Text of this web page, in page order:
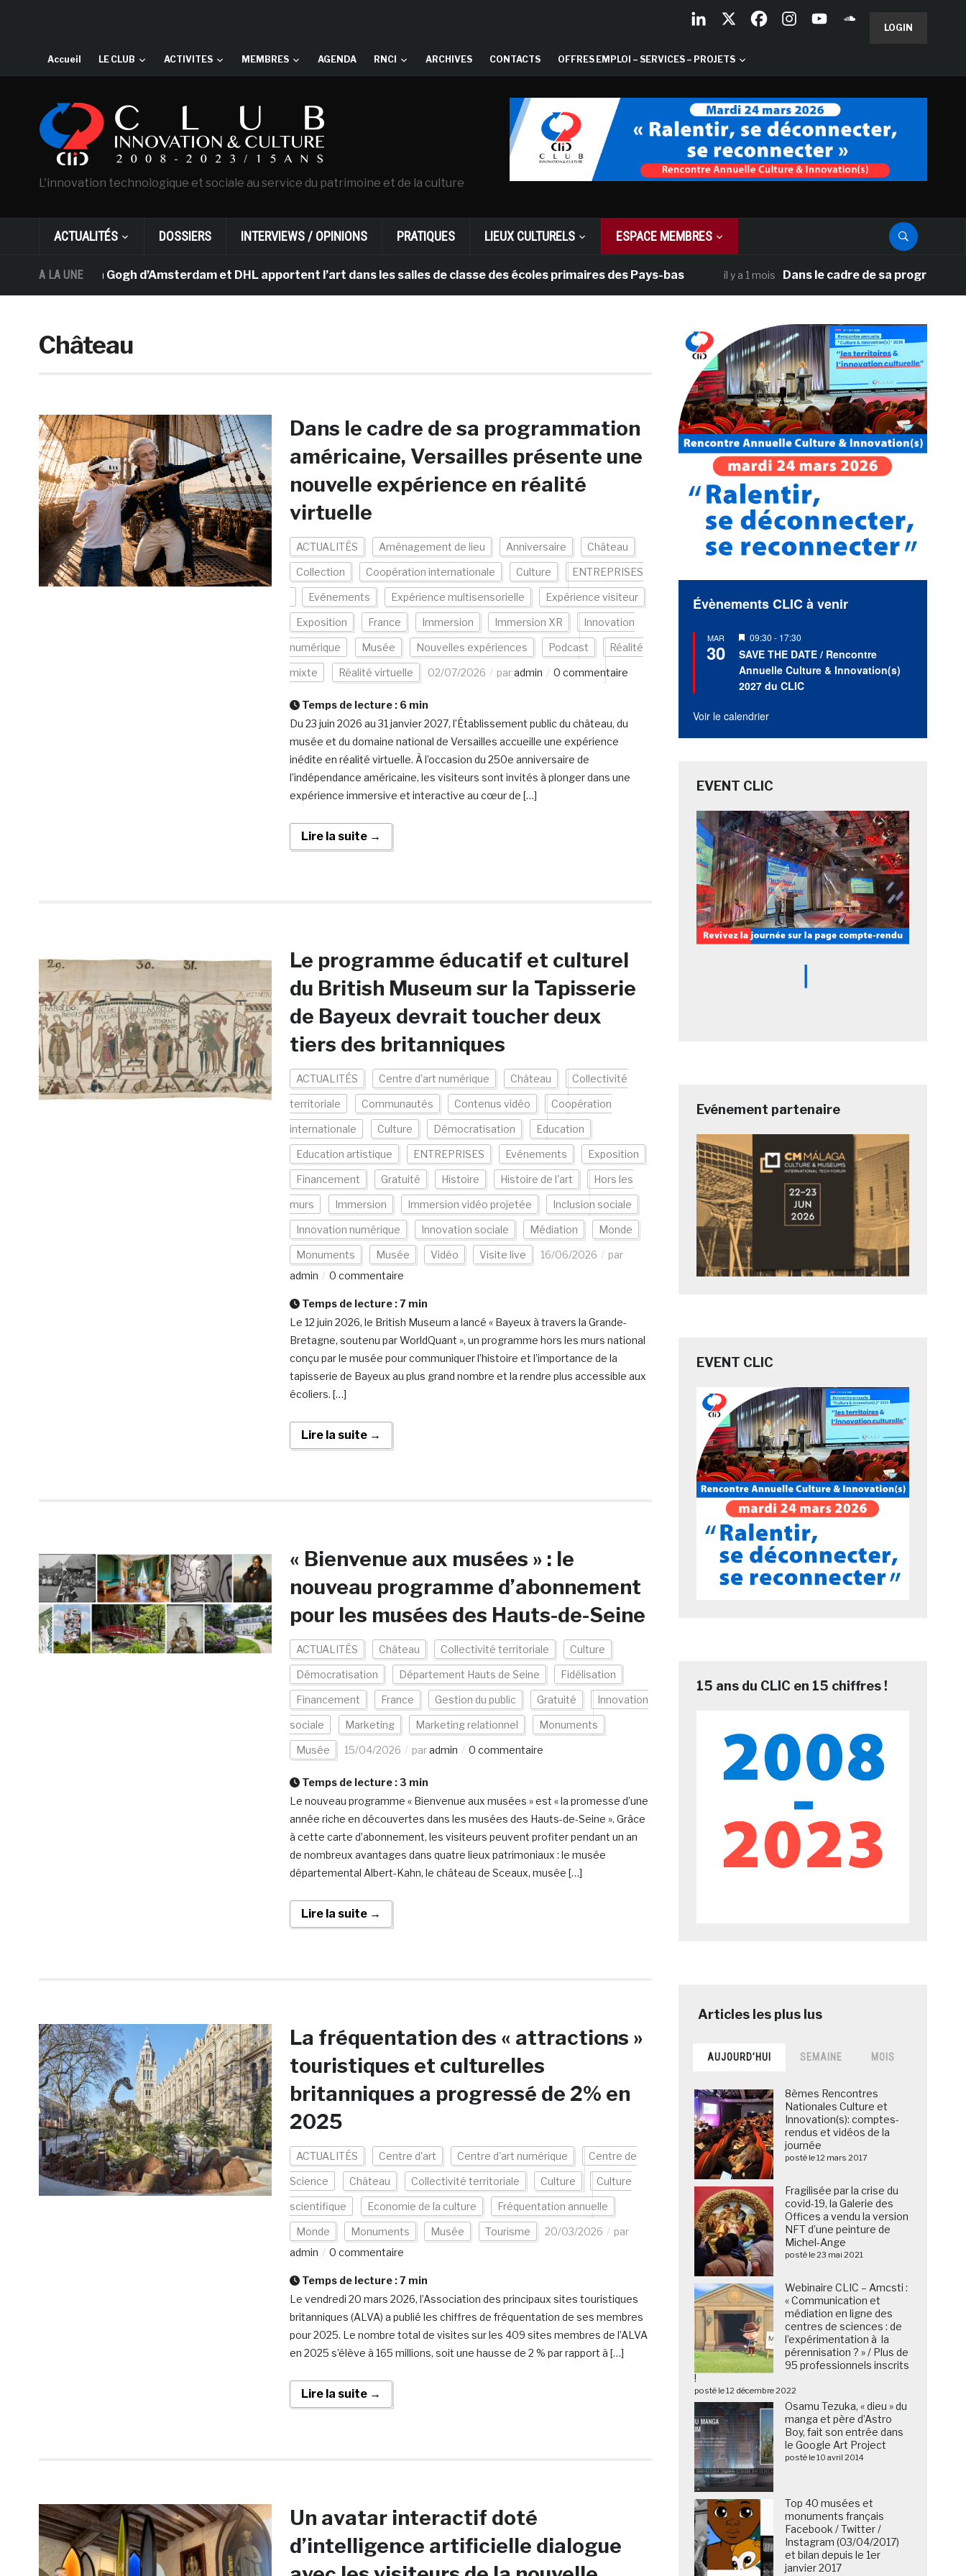
LOGIN
Accueil LE CLUB ACTIVITES MEMBRES AGENDA RNCI ARCHIVES CONTACTS OFFRES EMPLOI – SERVICES – PROJETS
L'innovation technologique et sociale au service du patrimoine et de la culture
ACTUALITÉS DOSSIERS INTERVIEWS / OPINIONS PRATIQUES LIEUX CULTURELS ESPACE MEMBRES
A LA UNE
Van Gogh d’Amsterdam et DHL apportent l’art dans les salles de classe des écoles primaires des Pays-bas il y a 1 mois Dans le cadre de sa programmation
Château
Dans le cadre de sa programmation
américaine, Versailles présente une
nouvelle expérience en réalité
virtuelle
ACTUALITÉS Aménagement de lieu Anniversaire Château
Collection Coopération internationale Culture ENTREPRISES
Evénements Expérience multisensorielle Expérience visiteur
Exposition France Immersion Immersion XR Innovation
numérique Musée Nouvelles expériences Podcast Réalité
mixte Réalité virtuelle 02/07/2026 paradmin 0 commentaire
Temps de lecture : 6 min
Du 23 juin 2026 au 31 janvier 2027, l’Établissement public du château, du
musée et du domaine national de Versailles accueille une expérience
inédite en réalité virtuelle. À l’occasion du 250e anniversaire de
l’indépendance américaine, les visiteurs sont invités à plonger dans une
expérience immersive et interactive au cœur de […]
Lire la suite →
Le programme éducatif et culturel
du British Museum sur la Tapisserie
de Bayeux devrait toucher deux
tiers des britanniques
ACTUALITÉS Centre d'art numérique Château Collectivité
territoriale Communautés Contenus vidéo Coopération
internationale Culture Démocratisation Education
Education artistique ENTREPRISES Evénements Exposition
Financement Gratuité Histoire Histoire de l'art Hors les
murs Immersion Immersion vidéo projetée Inclusion sociale
Innovation numérique Innovation sociale Médiation Monde
Monuments Musée Vidéo Visite live 16/06/2026
par
admin
0 commentaire
Temps de lecture :7 min
Le 12 juin 2026, le British Museum a lancé « Bayeux à travers la Grande-
Bretagne, soutenu par WorldQuant », un programme hors les murs national
conçu par le musée pour communiquer l’histoire et l’importance de la
tapisserie de Bayeux au plus grand nombre et la rendre plus accessible aux
écoliers. […]
Lire la suite →
« Bienvenue aux musées » : le
nouveau programme d’abonnement
pour les musées des Hauts-de-Seine
ACTUALITÉS Château Collectivité territoriale Culture
Démocratisation Département Hauts de Seine Fidélisation
Financement France Gestion du public Gratuité Innovation
sociale Marketing Marketing relationnel Monuments
Musée 15/04/2026 paradmin 0 commentaire
Temps de lecture : 3 min
Le nouveau programme « Bienvenue aux musées » est « la promesse d’une
année riche en découvertes dans les musées des Hauts-de-Seine ». Grâce
à cette carte d’abonnement, les visiteurs peuvent profiter pendant un an
de nombreux avantages dans quatre lieux patrimoniaux : le musée
départemental Albert-Kahn, le château de Sceaux, musée […]
Lire la suite →
La fréquentation des « attractions »
touristiques et culturelles
britanniques a progressé de 2% en
2025
ACTUALITÉS Centre d'art Centre d'art numérique Centre de
Science Château Collectivité territoriale Culture Culture
scientifique Economie de la culture Fréquentation annuelle
Monde Monuments Musée Tourisme 20/03/2026
par
admin
0 commentaire
Temps de lecture :7 min
Le vendredi 20 mars 2026, l’Association des principaux sites touristiques
britanniques (ALVA) a publié les chiffres de fréquentation de ses membres
pour 2025. Le nombre total de visites sur les 409 sites membres de l’ALVA
en 2025 s’élève à 165 millions, soit une hausse de 2 % par rapport à […]
Lire la suite →
Un avatar interactif doté
d’intelligence artificielle dialogue
Évènements CLIC à venir
MAR
30
Mis
en
avant
09:30 - 17:30
SAVE THE DATE / Rencontre
Annuelle Culture & Innovation(s)
2027 du CLIC
Voir le calendrier
EVENT CLIC
Evénement partenaire
EVENT CLIC
15 ans du CLIC en 15 chiffres !
AUJOURD’HUI SEMAINE MOIS
8èmes Rencontres
Nationales Culture et
Innovation(s): comptes-
rendus et vidéos de la
journée
posté le 12 mars 2017
Fragilisée par la crise du
covid-19, la Galerie des
Offices a vendu la version
NFT d’une peinture de
Michel-Ange
posté le 23 mai 2021
Webinaire CLIC – Amcsti :
« Communication et
médiation en ligne des
centres de sciences : de
l’expérimentation à la
pérennisation ? » / Plus de
95 professionnels inscrits
!
posté le 12 décembre 2022
Osamu Tezuka, « dieu » du
manga et père d’Astro
Boy, fait son entrée dans
le Google Art Project
posté le 10 avril 2014
Top 40 musées et
monuments français
Facebook / Twitter /
Instagram (03/04/2017)
et bilan depuis le 1er
janvier 2017